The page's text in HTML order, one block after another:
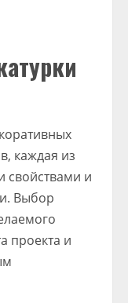
каждая из
свойствами и
Выбор
проекта и